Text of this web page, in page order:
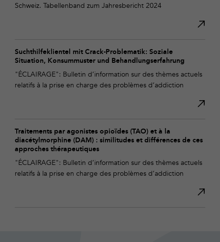
Schweiz. Tabellenband zum Jahresbericht 2024
Suchthilfeklientel mit Crack-Problematik: Soziale
Situation, Konsummuster und Behandlungserfahrung
"ÉCLAIRAGE": Bulletin d’information sur des thèmes actuels
relatifs à la prise en charge des problèmes d’addiction
Traitements par agonistes opioïdes (TAO) et à la
diacétylmorphine (DAM) : similitudes et différences de ces
approches thérapeutiques
"ÉCLAIRAGE": Bulletin d’information sur des thèmes actuels
relatifs à la prise en charge des problèmes d’addiction